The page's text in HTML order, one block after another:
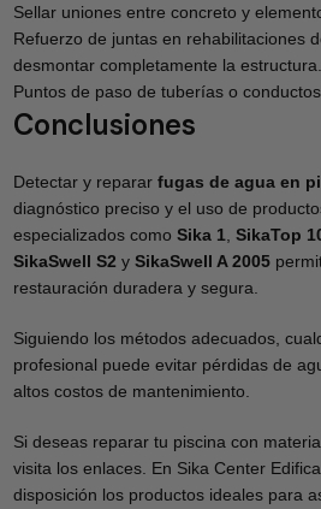
Sellar uniones entre concreto y
Refuerzo de juntas en rehabilitaciones
desmontar completamente la estructura.
Puntos de paso de tuberías o
Conclusiones
Detectar y reparar fugas de agua en
diagnóstico preciso y el uso de
especializados como Sika 1 SikaTop
SikaSwell S2 y SikaSwell A 2005
restauración duradera y segura.
Siguiendo los métodos adecuados,
profesional puede evitar pérdidas de
altos costos de mantenimiento.
Si deseas reparar tu piscina con
visita los enlaces. En Sika Center
disposición los productos ideales para